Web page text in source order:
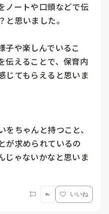
ノートや口頭などで伝
思いました。
子や楽しんでいるこ
伝えることで、保育内
じてもらえると思いま
ちゃんと持つこと、
が求められているの
じゃないかなと思いま
いいね